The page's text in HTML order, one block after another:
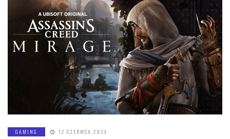
GAMING 12 CZERWCA 2023